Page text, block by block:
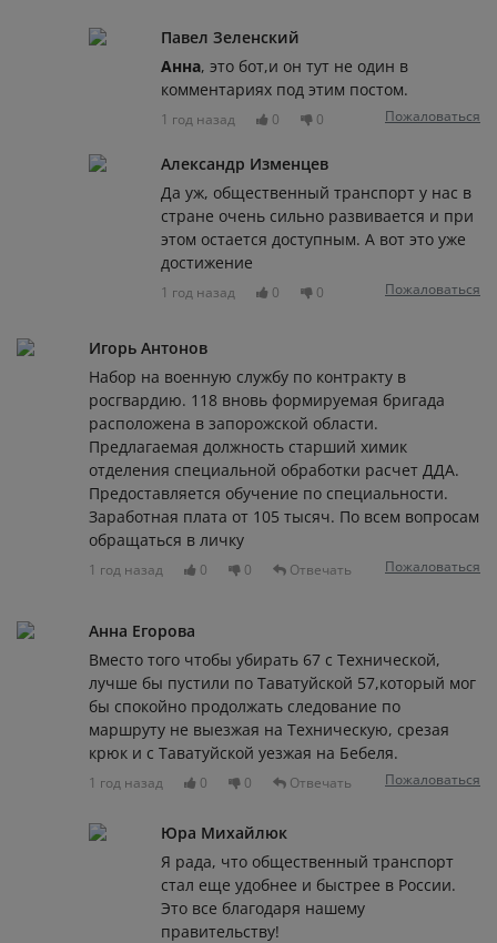
Павел Зеленский
Анна, это бот,и он тут не один в
комментариях под этим постом.
1 год назад 0 0 Пожаловаться
Александр Изменцев
Да уж, общественный транспорт у нас в
стране очень сильно развивается и при
этом остается доступным. А вот это уже
достижение
1 год назад 0 0 Пожаловаться
Игорь Антонов
Набор на военную службу по контракту в
росгвардию. 118 вновь формируемая бригада
расположена в запорожской области.
Предлагаемая должность старший химик
отделения специальной обработки расчет ДДА.
Предоставляется обучение по специальности.
Заработная плата от 105 тысяч. По всем вопросам
обращаться в личку
1 год назад 0 0 Отвечать Пожаловаться
Анна Егорова
Вместо того чтобы убирать 67 с Технической,
лучше бы пустили по Таватуйской 57,который мог
бы спокойно продолжать следование по
маршруту не выезжая на Техническую, срезая
крюк и с Таватуйской уезжая на Бебеля.
1 год назад 0 0 Отвечать Пожаловаться
Юра Михайлюк
Я рада, что общественный транспорт
стал еще удобнее и быстрее в России.
Это все благодаря нашему
правительству!